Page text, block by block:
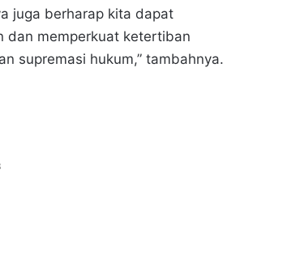
juga berharap kita dapat
dan memperkuat ketertiban
supremasi hukum,” tambahnya.